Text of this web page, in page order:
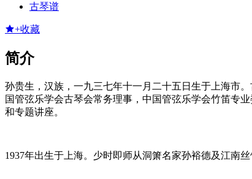
古琴谱
+收藏
简介
孙贵生，汉族，一九三七年十一月二十五日生于上海市
国管弦乐学会古琴会常务理事，中国管弦乐学会竹笛专
和专题讲座。
1937年出生于上海。少时即师从洞箫名家孙裕德及江南